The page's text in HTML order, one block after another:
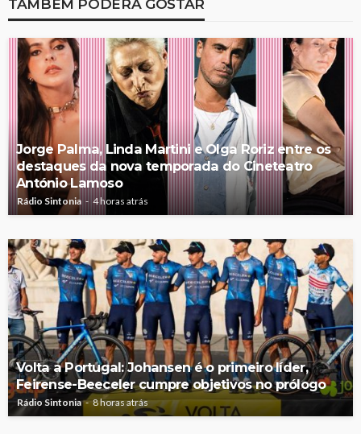
TAMBÉM PODERÁ GOSTAR
Jorge Palma, Linda Martini e Olga Roriz entre os
destaques da nova temporada do Cineteatro
António Lamoso
Rádio Sintonia 4 horas atrás
Volta a Portugal: Johansen é o primeiro líder,
Feirense-Beeceler cumpre objetivos no prólogo
Rádio Sintonia 8 horas atrás